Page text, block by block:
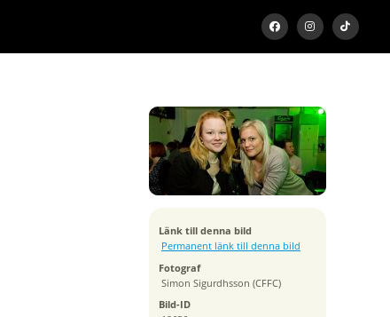
Länk till denna bild
Permanent länk till denna bild
Fotograf
Simon Sigurdhsson (CFFC)
Bild-ID
Exponeringstid
1/13 sek
Bländare
Kamera
Tagen
2012:01:19 22:02:42
ISO
1250
Brännvidd